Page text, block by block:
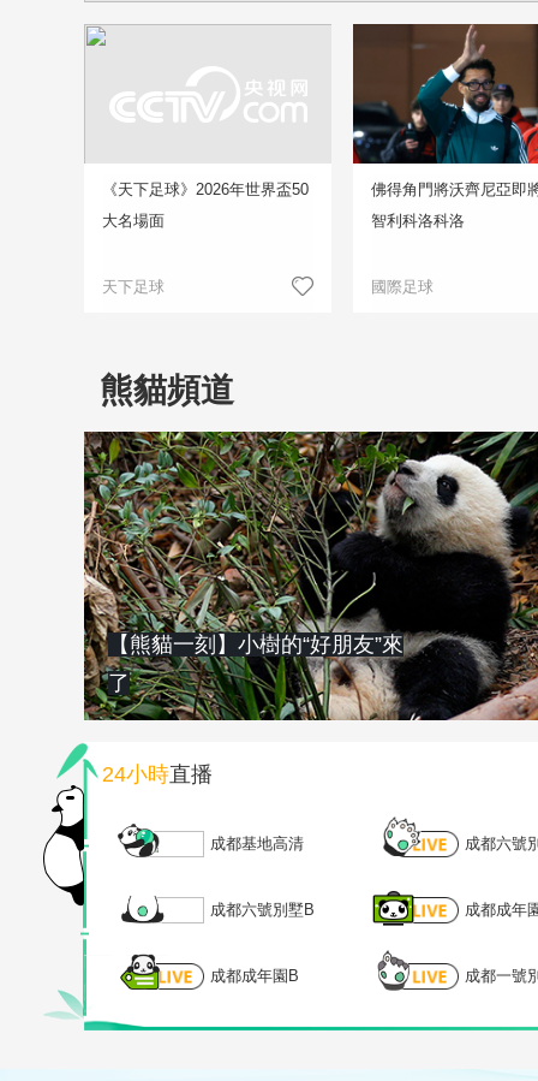
《天下足球》2026年世界盃50
大名場面
天下足球
佛得角門將沃齊尼亞即
智利科洛科洛
國際足球
熊貓頻道
【熊貓一刻】小樹的“好朋友”來
了
24小時直播
成都基地高清 成都六號
成都六號別墅B 成都成年
成都成年園B 成都一號